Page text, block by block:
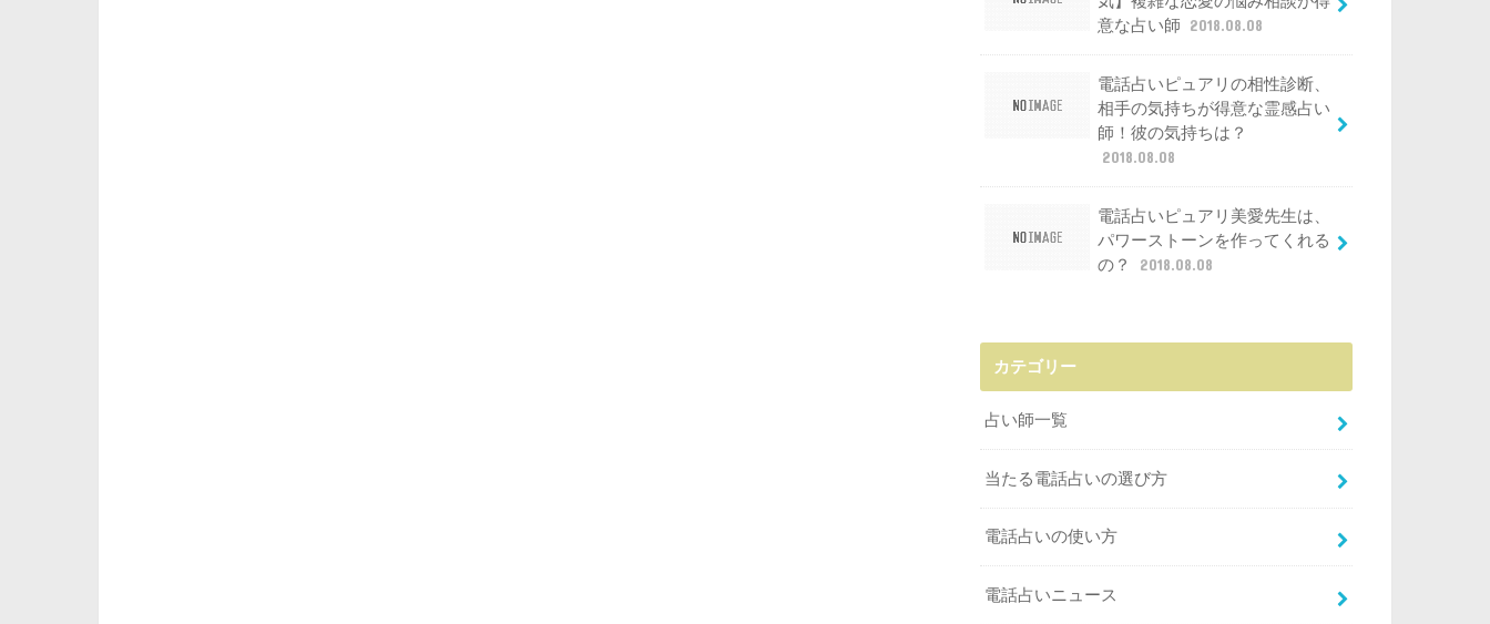
意な占い師
2018.08.08
電話占いピュアリの相性診断、
相手の気持ちが得意な霊感占い
師！彼の気持ちは？
2018.08.08
電話占いピュアリ美愛先生は、
パワーストーンを作ってくれる
の？
2018.08.08
カテゴリー
占い師一覧
当たる電話占いの選び方
電話占いの使い方
電話占いニュース